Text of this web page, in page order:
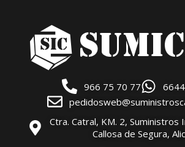
966 75 70 77
Ctra. Catral, KM. 2, Suministros
Callosa de Segura,